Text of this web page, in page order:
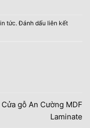
tức. Đánh dấu liên kết
Cửa gỗ An Cường MDF
Laminate